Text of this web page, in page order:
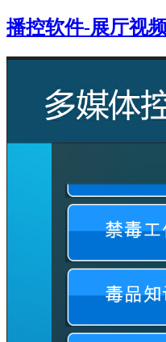
播控软件-展厅视